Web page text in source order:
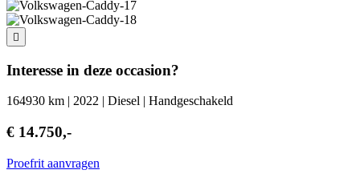
Interesse in deze occasion?
164930 km | 2022 | Diesel | Handgeschakeld
€ 14.750,-
Proefrit aanvragen